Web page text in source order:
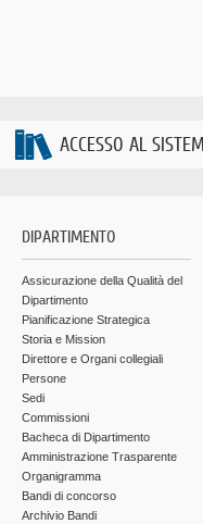
ACCESSO AL
DIPARTIMENTO
Assicurazione della Qualità del
Dipartimento
Pianificazione Strategica
Storia e Mission
Direttore e Organi collegiali
Persone
Sedi
Commissioni
Bacheca di Dipartimento
Amministrazione Trasparente
Organigramma
Bandi di concorso
Archivio Bandi